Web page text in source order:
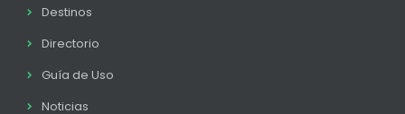
Destinos
Directorio
Guía de Uso
Noticias